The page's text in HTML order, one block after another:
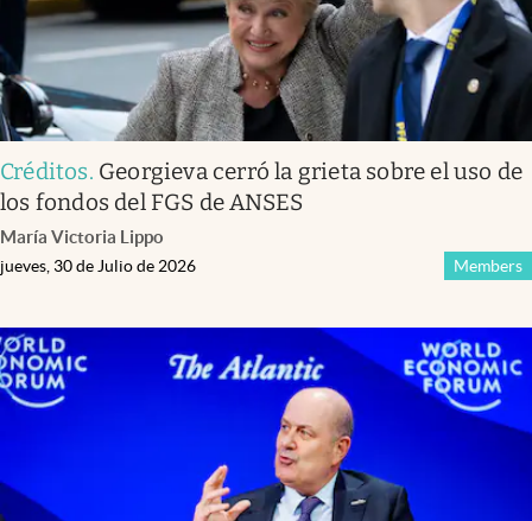
Créditos. Georgieva cerró la grieta sobre el uso de
los fondos del FGS de ANSES
María Victoria Lippo
Members
jueves, 30 de Julio de 2026